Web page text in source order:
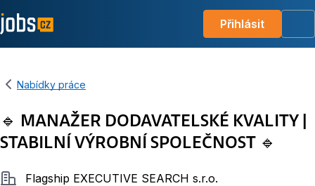
Přihlásit
Nabídky práce
🔹 MANAŽER DODAVATELSKÉ KVALITY |
STABILNÍ VÝROBNÍ SPOLEČNOST 🔹
SpolečnostFlagship EXECUTIVE SEARCH s.r.o.